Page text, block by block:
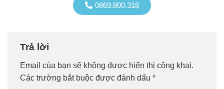
0869.800.318
Trả lời
Email của bạn sẽ không được hiển thị công khai.
Các trường bắt buộc được đánh dấu *